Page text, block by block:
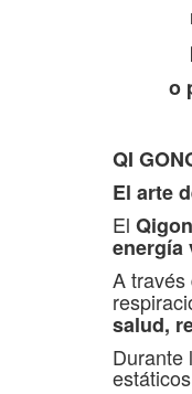
o
QI
El arte
El
energía
A través
salud,
Durante